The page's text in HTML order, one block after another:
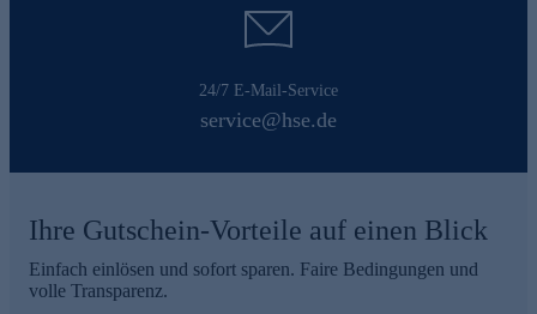
24/7 E-Mail-Service
service@hse.de
Ihre Gutschein-Vorteile auf einen Blick
Einfach einlösen und sofort sparen. Faire Bedingungen und
volle Transparenz.